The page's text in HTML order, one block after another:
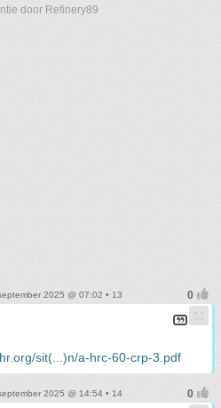
door Refinery89
2025 @ 07:02 • 13
sit(...)n/a-hrc-60-crp-3.pdf
2025 @ 14:54 • 14